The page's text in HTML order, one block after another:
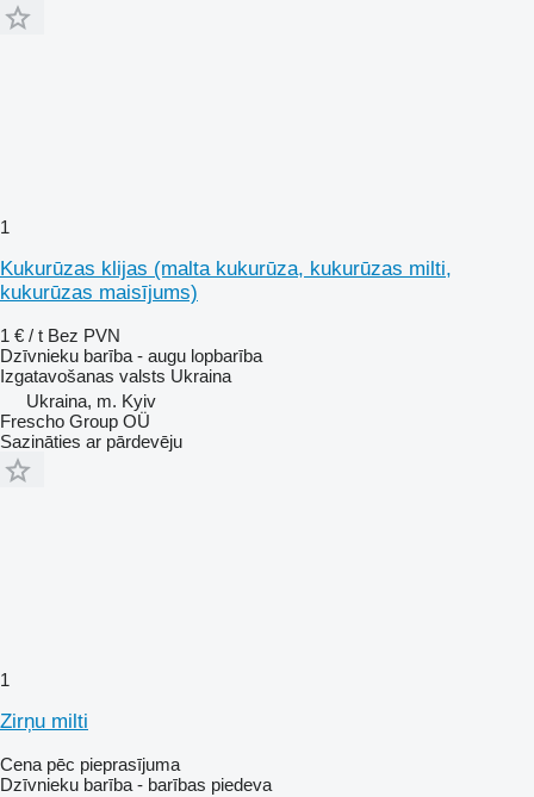
1
Kukurūzas klijas (malta kukurūza, kukurūzas milti,
kukurūzas maisījums)
1 € / t Bez PVN
Dzīvnieku barība - augu lopbarība
Izgatavošanas valsts Ukraina
Ukraina, m. Kyiv
Frescho Group OÜ
Sazināties ar pārdevēju
1
Zirņu milti
Cena pēc pieprasījuma
Dzīvnieku barība - barības piedeva